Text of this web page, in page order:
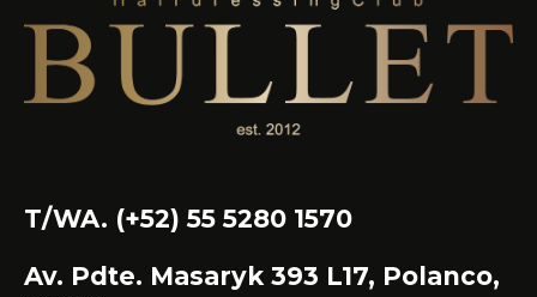
T/WA. (+52) 55 5280 1570
Av. Pdte. Masaryk 393 L17, Polanco,